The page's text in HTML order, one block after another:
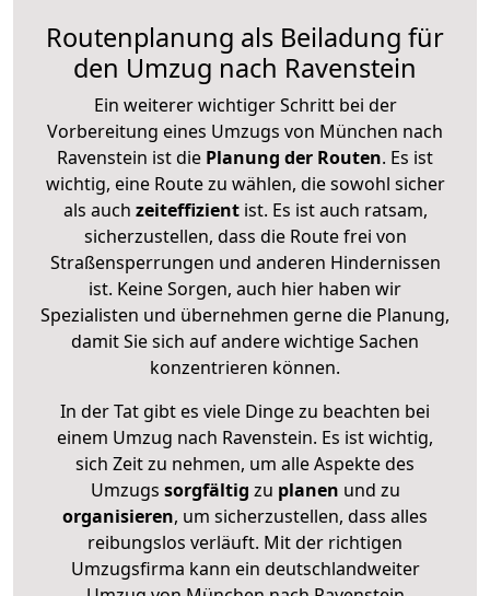
Routenplanung als Beiladung für
den Umzug nach Ravenstein
Ein weiterer wichtiger Schritt bei der
Vorbereitung eines Umzugs von München nach
Ravenstein ist die Planung der Routen. Es ist
wichtig, eine Route zu wählen, die sowohl sicher
als auch zeiteffizientist. Es ist auch ratsam,
sicherzustellen, dass die Route frei von
Straßensperrungen und anderen Hindernissen
ist. Keine Sorgen, auch hier haben wir
Spezialisten und übernehmen gerne die Planung,
damit Sie sich auf andere wichtige Sachen
konzentrieren können.
In der Tat gibt es viele Dinge zu beachten bei
einem Umzug nach Ravenstein. Es ist wichtig,
sich Zeit zu nehmen, um alle Aspekte des
Umzugs sorgfältig zu planen und zu
organisieren, um sicherzustellen, dass alles
reibungslos verläuft. Mit der richtigen
Umzugsfirma kann ein deutschlandweiter